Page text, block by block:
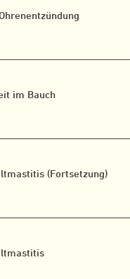
im Bauch
(Fortsetzung)